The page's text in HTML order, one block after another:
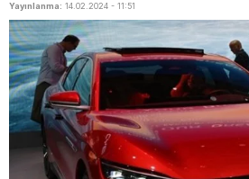
Yayınlanma: 14.02.2024 - 11:51